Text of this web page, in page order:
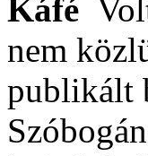
Káfé
nem
publikált